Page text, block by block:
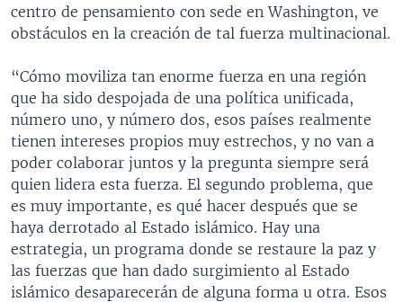
centro de pensamiento con sede en Washington, ve
obstáculos en la creación de tal fuerza multinacional.
“Cómo moviliza tan enorme fuerza en una región
que ha sido despojada de una política unificada,
número uno, y número dos, esos países realmente
tienen intereses propios muy estrechos, y no van a
poder colaborar juntos y la pregunta siempre será
quien lidera esta fuerza. El segundo problema, que
es muy importante, es qué hacer después que se
haya derrotado al Estado islámico. Hay una
estrategia, un programa donde se restaure la paz y
las fuerzas que han dado surgimiento al Estado
islámico desaparecerán de alguna forma u otra. Esos